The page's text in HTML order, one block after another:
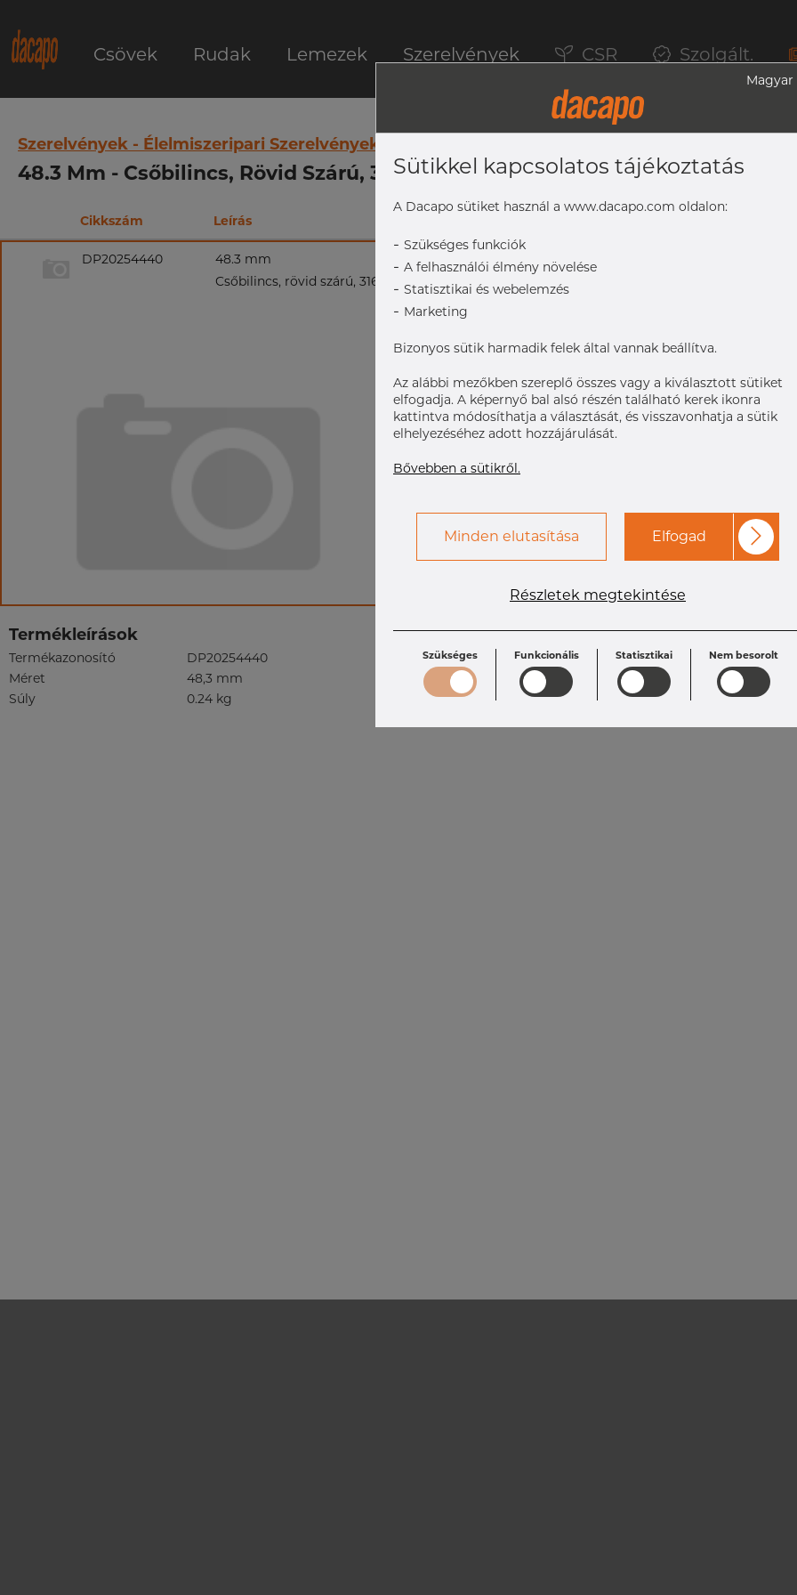
Csövek Rudak Lemezek Szerelvények CSR Szolgált.
Szerelvények - Élelmiszeripari Szerelvények
48.3 Mm - Csőbilincs, Rövid Szárú, 316L
Cikkszám Leírás
DP20254440
48.3 mm
Csőbilincs, rövid szárú, 316L
Termékleírások
Termékazonosító
DP20254440
Méret
48,3 mm
Súly
0.24 kg
Magyar
Sütikkel kapcsolatos tájékoztatás
A Dacapo sütiket használ a www.dacapo.com oldalon:
- Szükséges funkciók
- A felhasználói élmény növelése
- Statisztikai és webelemzés
- Marketing
Bizonyos sütik harmadik felek által vannak beállítva.
Az alábbi mezőkben szereplő összes vagy a kiválasztott sütiket
elfogadja. A képernyő bal alsó részén található kerek ikonra
kattintva módosíthatja a választását, és visszavonhatja a sütik
elhelyezéséhez adott hozzájárulását.
Bővebben a sütikről.
Minden elutasítása Elfogad
Részletek megtekintése
Szükséges Funkcionális Statisztikai Nem besorolt